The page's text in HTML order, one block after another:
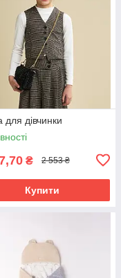
для дівчинки
₴ 2 553 ₴
Купити